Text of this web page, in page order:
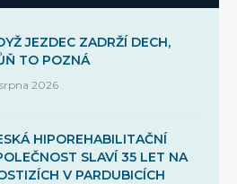
JEZDEC ZADRŽÍ DECH,
TO POZNÁ
2026
HIPOREHABILITAČNÍ
SLAVÍ 35 LET NA
V PARDUBICÍCH